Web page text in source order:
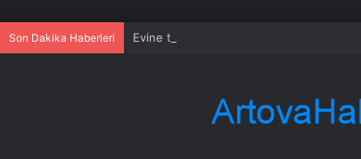
Son Dakika Haberleri Evine tadilat yapan çift, gizli bölmede